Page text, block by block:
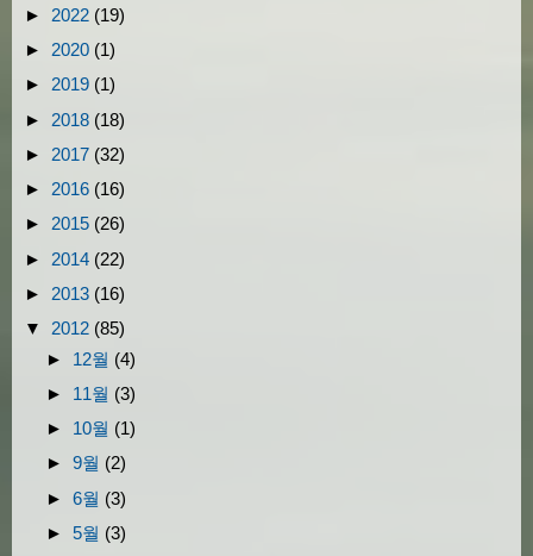
► 2022 (19)
► 2020 (1)
► 2019 (1)
► 2018 (18)
► 2017 (32)
► 2016 (16)
► 2015 (26)
► 2014 (22)
► 2013 (16)
▼ 2012 (85)
► 12월 (4)
► 11월 (3)
► 10월 (1)
► 9월 (2)
► 6월 (3)
► 5월 (3)